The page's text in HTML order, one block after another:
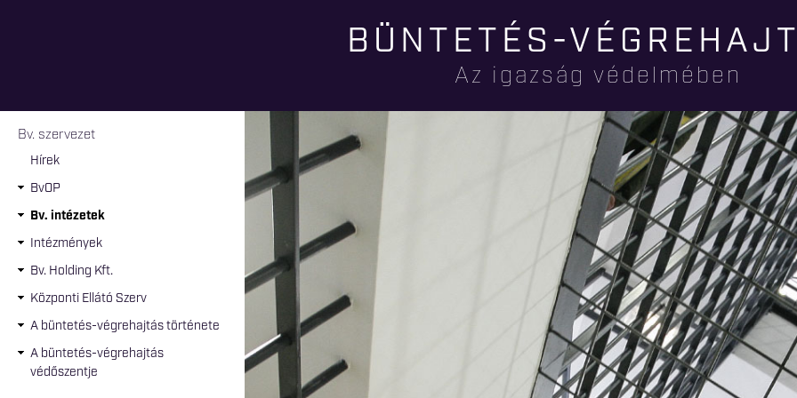
tartalomra
BÜNTETÉS-
Az igazság védelmében
Jelenlegi hely
Bv. szervezet
Hírek
BvOP
Bv. intézetek
Intézmények
Bv. Holding Kft.
Központi Ellátó Szerv
A büntetés-végrehajtás története
A büntetés-végrehajtás
védőszentje